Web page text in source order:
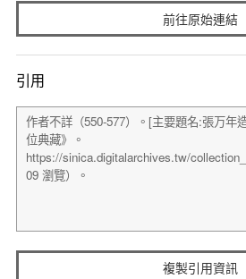
前往原始連結
引用
複製引用資訊